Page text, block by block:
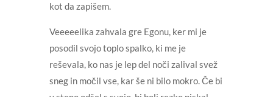
kot da zapišem.
Veeeeelika zahvala gre Egonu, ker mi je
posodil svojo toplo spalko, ki me je
reševala, ko nas je lep del noči zalival svež
sneg in močil vse, kar še ni bilo mokro. Če bi